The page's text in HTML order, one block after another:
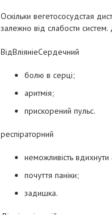
Оскільки вегетососудстая
залежно від слабости
ВідВліяніеСердечний
болю в серці;
аритмія;
прискорений пульс.
респіраторний
неможливість
почуття паніки;
задишка.